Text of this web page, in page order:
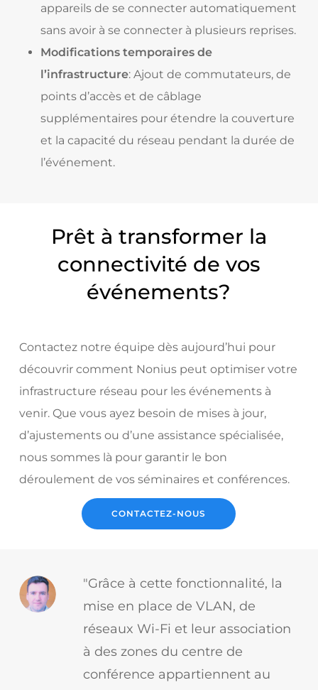
appareils de se connecter automatiquement
sans avoir à se connecter à plusieurs reprises.
Modifications temporaires de
l’infrastructure: Ajout de commutateurs, de
points d’accès et de câblage
supplémentaires pour étendre la couverture
et la capacité du réseau pendant la durée de
l’événement.
Prêt à transformer la
connectivité de vos
événements?
Contactez notre équipe dès aujourd’hui pour
découvrir comment Nonius peut optimiser votre
infrastructure réseau pour les événements à
venir. Que vous ayez besoin de mises à jour,
d’ajustements ou d’une assistance spécialisée,
nous sommes là pour garantir le bon
déroulement de vos séminaires et conférences.
CONTACTEZ-NOUS
"Grâce à cette fonctionnalité, la
mise en place de VLAN, de
réseaux Wi-Fi et leur association
à des zones du centre de
conférence appartiennent au